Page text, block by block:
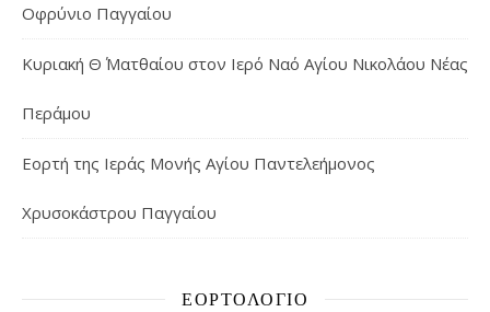
Οφρύνιο Παγγαίου
Κυριακή Θ΄ Ματθαίου στον Ιερό Ναό Αγίου Νικολάου Νέας
Περάμου
Εορτή της Ιεράς Μονής Αγίου Παντελεήμονος
Χρυσοκάστρου Παγγαίου
ΕΟΡΤΟΛΌΓΙΟ